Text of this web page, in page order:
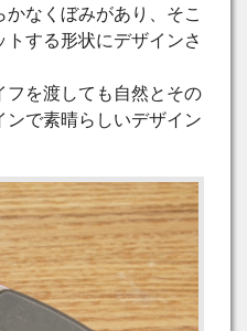
なくぼみがあり、そこ
する形状にデザインさ
を渡しても自然とその
で素晴らしいデザイン